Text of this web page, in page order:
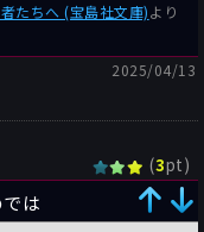
たちへ (宝島社文庫)より
2025/04/13
(3pt)
は